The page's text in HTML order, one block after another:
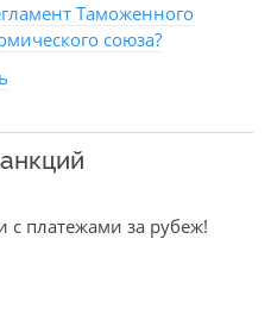
Таможенного
союза?
платежами за рубеж!